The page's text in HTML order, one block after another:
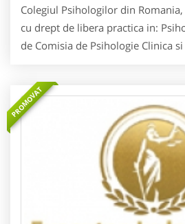
Colegiul Psihologilor din
cu drept de libera practica in:
de Comisia de Psihologie Clinica si
PROMOVAT